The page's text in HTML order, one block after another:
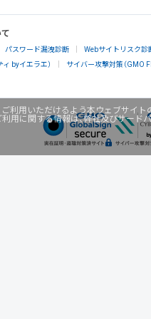
利用いただけるよう本ウェブサイト
用に関する情報は、弊社及びサード
パスワード漏洩診断 Webサイトリスク診
byイエラエ） サイバー攻撃対策（GMO